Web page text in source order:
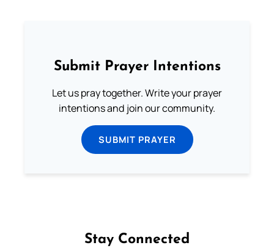
Submit Prayer Intentions
Let us pray together. Write your prayer
intentions and join our community.
SUBMIT PRAYER
Stay Connected